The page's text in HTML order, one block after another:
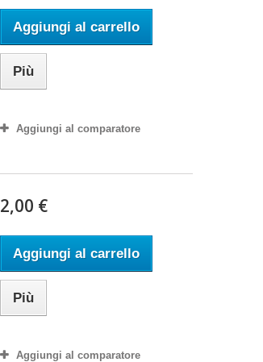
Aggiungi al carrello
Più
Aggiungi al comparatore
2,00 €
Aggiungi al carrello
Più
Aggiungi al comparatore